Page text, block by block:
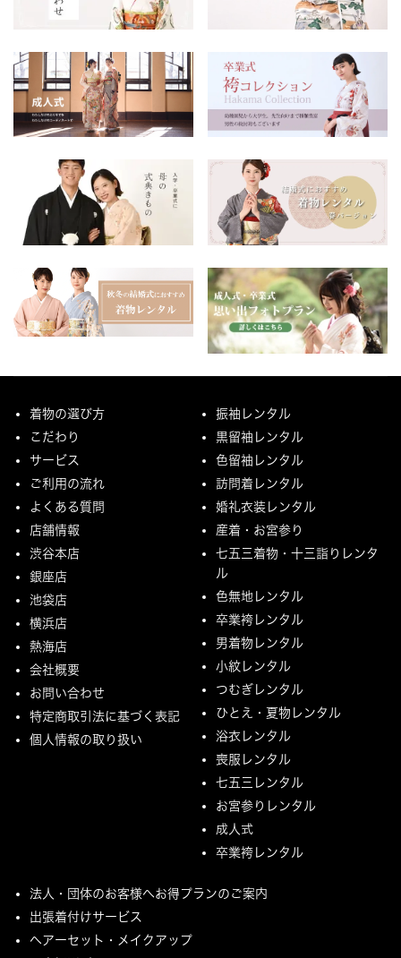
着物の選び方
こだわり
サービス
ご利用の流れ
よくある質問
店舗情報
渋谷本店
銀座店
池袋店
横浜店
熱海店
会社概要
お問い合わせ
特定商取引法に基づく表記
個人情報の取り扱い
振袖レンタル
黒留袖レンタル
色留袖レンタル
訪問着レンタル
婚礼衣装レンタル
産着・お宮参り
七五三着物・十三詣りレンタ
ル
色無地レンタル
卒業袴レンタル
男着物レンタル
小紋レンタル
つむぎレンタル
ひとえ・夏物レンタル
浴衣レンタル
喪服レンタル
七五三レンタル
お宮参りレンタル
成人式
卒業袴レンタル
法人・団体のお客様へお得プランのご案内
出張着付けサービス
ヘアーセット・メイクアップ